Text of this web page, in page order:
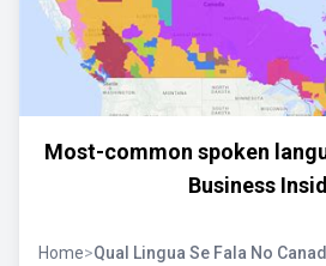
Most-common spoken
Business
Home>Qual Lingua Se Fala No